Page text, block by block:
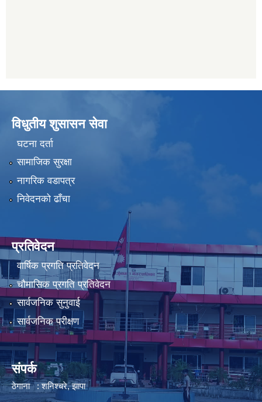
विधुतीय शुसासन सेवा
घटना दर्ता
सामाजिक सुरक्षा
नागरिक वडापत्र
निवेदनको ढाँचा
प्रतिवेदन
वार्षिक प्रगति प्रतिवेदन
चौमासिक प्रगति प्रतिवेदन
सार्वजनिक सुनुवाई
सार्वजनिक परीक्षण
संपर्क
ठेगाना : शनिश्चरे, झापा